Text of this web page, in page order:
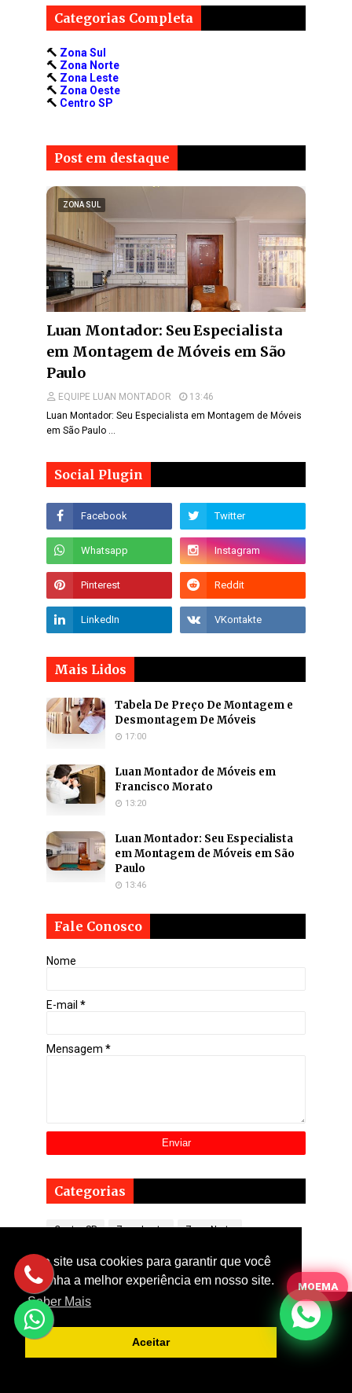
Este site usa cookies para garantir que você
obtenha a melhor experiência em nosso site.
Saber Mais
Aceitar
MOEMA
Categorias Completa
🔨 Zona Sul
🔨 Zona Norte
🔨 Zona Leste
🔨 Zona Oeste
🔨 Centro SP
Post em destaque
ZONA SUL
Luan Montador: Seu Especialista
em Montagem de Móveis em São
Paulo
EQUIPE LUAN MONTADOR
13:46
Luan Montador: Seu Especialista em Montagem de Móveis
em São Paulo …
Social Plugin
Mais Lidos
Tabela De Preço De Montagem e
Desmontagem De Móveis
17:00
Luan Montador de Móveis em
Francisco Morato
13:20
Luan Montador: Seu Especialista
em Montagem de Móveis em São
Paulo
13:46
Fale Conosco
Nome
E-mail *
Mensagem *
Categorias
Centro SP Zona Leste Zona Norte
Zona Oeste Zona Sul
Copyright (©) 2004-2025EDS MONTADORTodos os direitos
reservados